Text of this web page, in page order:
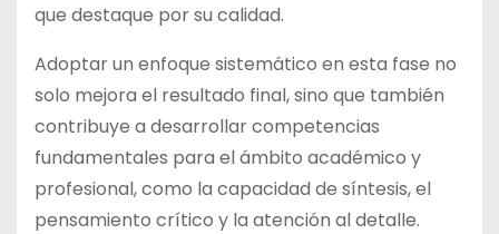
que destaque por su calidad.
Adoptar un enfoque sistemático en esta fase no
solo mejora el resultado final, sino que también
contribuye a desarrollar competencias
fundamentales para el ámbito académico y
profesional, como la capacidad de síntesis, el
pensamiento crítico y la atención al detalle.